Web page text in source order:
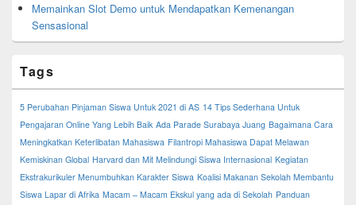
Memainkan Slot Demo untuk Mendapatkan Kemenangan
Sensasional
Tags
5 Perubahan Pinjaman Siswa Untuk 2021 di AS 14 Tips Sederhana Untuk
Pengajaran Online Yang Lebih Baik Ada Parade Surabaya Juang Bagaimana Cara
Meningkatkan Keterlibatan Mahasiswa Filantropi Mahasiswa Dapat Melawan
Kemiskinan Global Harvard dan Mit Melindungi Siswa Internasional Kegiatan
Ekstrakurikuler Menumbuhkan Karakter Siswa Koalisi Makanan Sekolah Membantu
Siswa Lapar di Afrika Macam – Macam Ekskul yang ada di Sekolah Panduan